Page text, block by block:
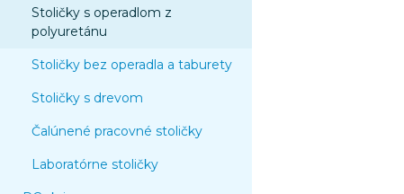
Stoličky s operadlom z
polyuretánu
Stoličky bez operadla a taburety
Stoličky s drevom
Čalúnené pracovné stoličky
Laboratórne stoličky